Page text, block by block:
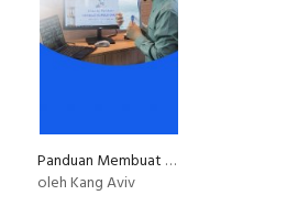
Panduan Membuat Kursus Online Terlengkap di Indonesia
oleh Kang Aviv